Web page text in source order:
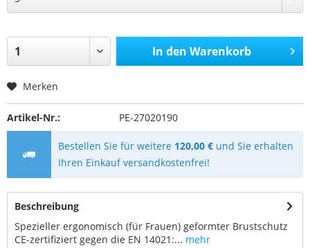
In den Warenkorb
Merken
Artikel-Nr.: PE-27020190
Bestellen Sie für weitere 120,00 € und Sie erhalten
Ihren Einkauf versandkostenfrei!
Beschreibung
Spezieller ergonomisch (für Frauen) geformter Brustschutz
CE-zertifiziert gegen die EN 14021:... mehr